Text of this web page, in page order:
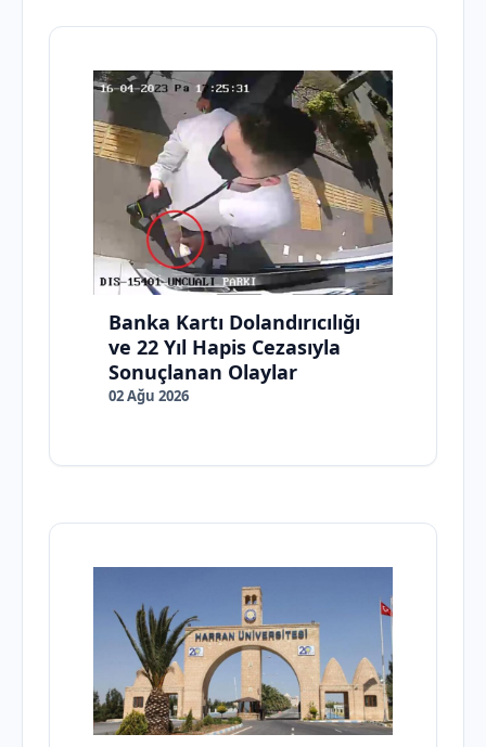
Banka Kartı Dolandırıcılığı
ve 22 Yıl Hapis Cezasıyla
Sonuçlanan Olaylar
02 Ağu 2026